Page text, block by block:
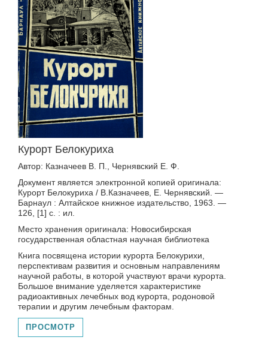
Курорт Белокуриха
Автор: Казначеев В. П., Чернявский Е. Ф.
Документ является электронной копией оригинала:
Курорт Белокуриха / В.Казначеев, Е. Чернявский. —
Барнаул : Алтайское книжное издательство, 1963. —
126, [1] с. : ил.
Место хранения оригинала: Новосибирская
государственная областная научная библиотека
Книга посвящена истории курорта Белокурихи,
перспективам развития и основным направлениям
научной работы, в которой участвуют врачи курорта.
Большое внимание уделяется характеристике
радиоактивных лечебных вод курорта, родоновой
терапии и другим лечебным факторам.
ПРОСМОТР